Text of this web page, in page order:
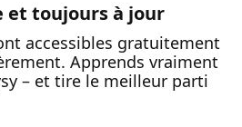
toujours à jour
accessibles gratuitement
Apprends vraiment
– et tire le meilleur parti